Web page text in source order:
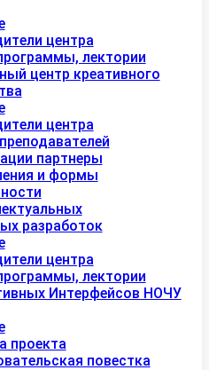
центра
лектории
центр креативного
центра
партнеры
и формы
разработок
центра
лектории
Интерфейсов НОЧУ
проекта
повестка